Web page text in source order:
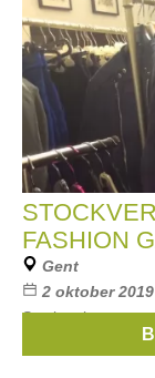
FASHION
Gent
2 oktober
Stockverkoop van
vrouwen.